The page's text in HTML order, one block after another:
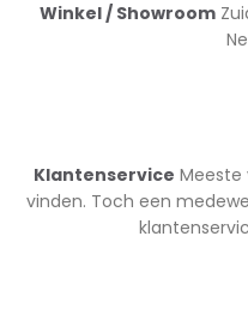
Winkel / Showroom
Klantenservice Meeste
vinden. Toch een